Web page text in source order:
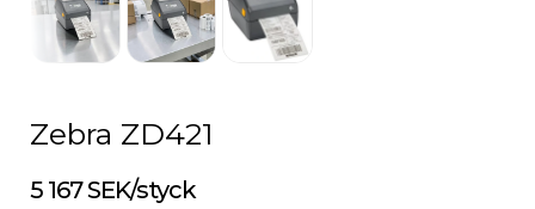
Zebra ZD421
5 167 SEK/styck